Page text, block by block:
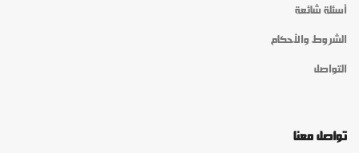
أسئلة شائعة
الشروط والأحكام
التواصل
تواصل معنا